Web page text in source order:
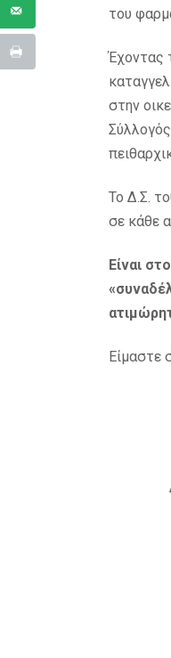
του
Έχοντας
στην
Το Δ.Σ.
σε κάθε
Είναι
Είμαστε